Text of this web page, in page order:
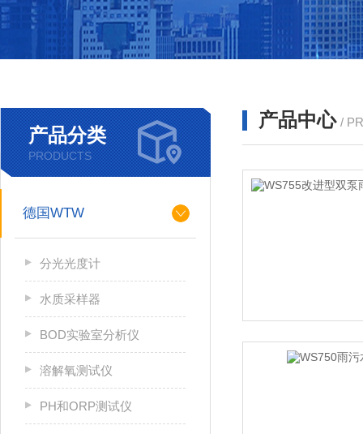
产品分类
PRODUCTS
德国WTW
分光光度计
水质采样器
BOD实验室分析仪
溶解氧测试仪
PH和ORP测试仪
产品中心 /